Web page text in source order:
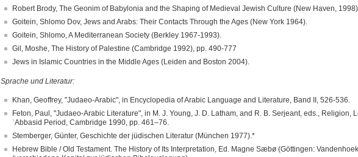
Robert Brody, The Geonim of Babylonia and the Shaping of Medieval Jewish Culture (New Haven,
Goitein, Shlomo Dov, Jews and Arabs: Their Contacts Through the Ages (New York 1964).
Goitein, Shlomo, A Mediterranean Society (Berkley 1967-1993).
Gil, Moshe, The History of Palestine (Cambridge 1992), pp. 490-777
Jews in Islamic Countries in the Middle Ages (Leiden and Boston 2004).
Sprache und Literatur:
Khan, Geoffrey, "Judaeo-Arabic", in Encyclopedia of Arabic Language and Literature, Band II, 526-536.
Feton, Paul, "Judaeo-Arabic Literature", in M. J. Young, J. D. Latham, and R. B. Serjeant, eds., Religion,
ʿAbbasid Period, Cambridge 1990, pp. 461–76.
Stemberger, Günter, Geschichte der jüdischen Literatur (München 1977).*
Hebrew Bible / Old Testament. The History of Its Interpretation, Ed. Magne Sæbø (Göttingen: